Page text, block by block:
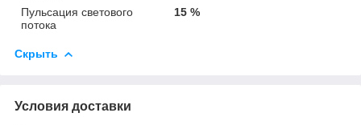
Пульсация светового
потока
15 %
Скрыть
Условия доставки